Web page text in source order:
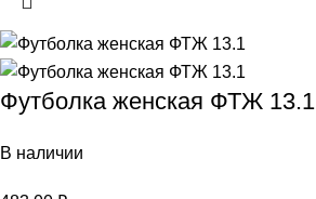
Футболка женская ФТЖ 13.1
В наличии